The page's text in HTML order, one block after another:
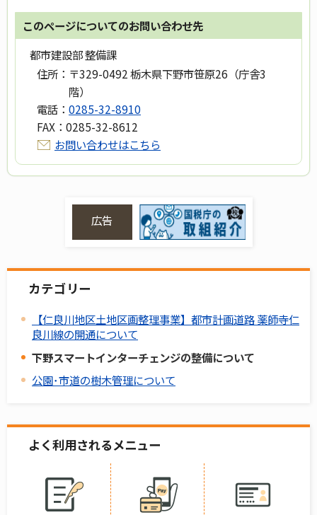
このページについてのお問い合わせ先
都市建設部 整備課
住所： 〒329-0492 栃木県下野市笹原26（庁舎3
階）
電話： 0285-32-8910
FAX： 0285-32-8612
お問い合わせはこちら
広告
カテゴリー
【仁良川地区土地区画整理事業】都市計画道路 薬師寺仁
良川線の開通について
下野スマートインターチェンジの整備について
公園･市道の樹木管理について
よく利用されるメニュー